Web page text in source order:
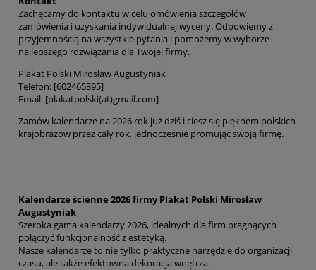
Zachęcamy do kontaktu w celu omówienia szczegółów
zamówienia i uzyskania indywidualnej wyceny. Odpowiemy z
przyjemnością na wszystkie pytania i pomożemy w wyborze
najlepszego rozwiązania dla Twojej firmy.
Plakat Polski Mirosław Augustyniak
Telefon: [602465395]
Email: [plakatpolski(at)gmail.com]
Zamów kalendarze na 2026 rok już dziś i ciesz się pięknem polskich
krajobrazów przez cały rok, jednocześnie promując swoją firmę.
Kalendarze ścienne 2026 firmy Plakat Polski Mirosław
Augustyniak
Szeroka gama kalendarzy 2026, idealnych dla firm pragnących
połączyć funkcjonalność z estetyką.
Nasze kalendarze to nie tylko praktyczne narzędzie do organizacji
czasu, ale także efektowna dekoracja wnętrza.